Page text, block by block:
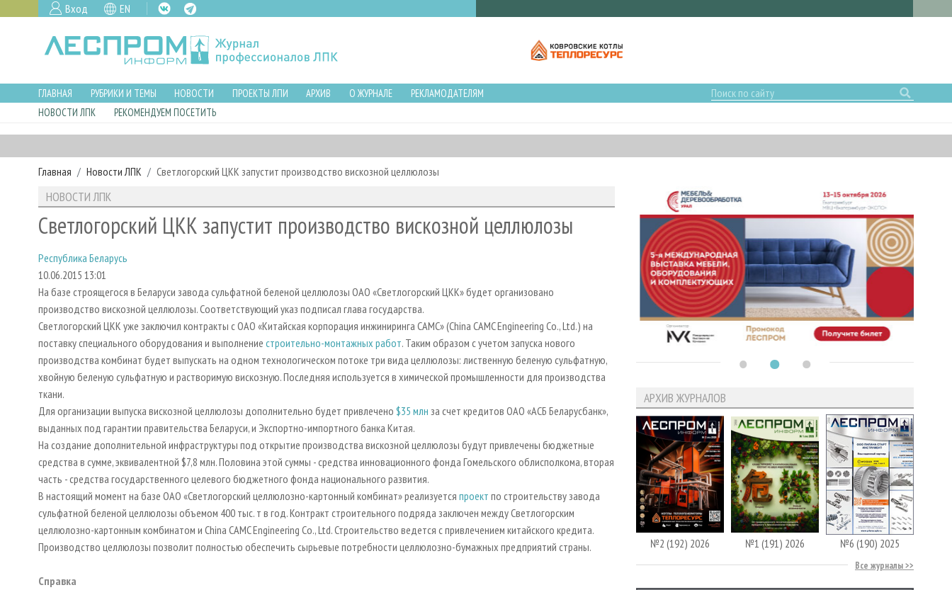
Вход EN
ГЛАВНАЯ РУБРИКИ И ТЕМЫ НОВОСТИ ПРОЕКТЫ ЛПИ АРХИВ О ЖУРНАЛЕ
РЕКЛАМОДАТЕЛЯМ
НОВОСТИ ЛПК
РЕКОМЕНДУЕМ ПОСЕТИТЬ
Главная Новости ЛПК Светлогорский ЦКК запустит производство вискозной целлюлозы
НОВОСТИ ЛПК
Светлогорский ЦКК запустит производство вискозной целлюлозы
Республика Беларусь
10.06.2015 13:01
На базе строящегося в Беларуси завода сульфатной беленой целлюлозы ОАО «Светлогорский ЦКК» будет организовано
производство вискозной целлюлозы. Соответствующий указ подписал глава государства.
Светлогорский ЦКК уже заключил контракты с ОАО «Китайская корпорация инжиниринга CAMC» (China CAMC Engineering Co., Ltd.) на
поставку специального оборудования и выполнение строительно-монтажных работ. Таким образом с учетом запуска нового
производства комбинат будет выпускать на одном технологическом потоке три вида целлюлозы: лиственную беленую сульфатную,
хвойную беленую сульфатную и растворимую вискозную. Последняя используется в химической промышленности для производства
ткани.
Для организации выпуска вискозной целлюлозы дополнительно будет привлечено $35 млн за счет кредитов ОАО «АСБ Беларусбанк»,
выданных под гарантии правительства Беларуси, и Экспортно-импортного банка Китая.
На создание дополнительной инфраструктуры под открытие производства вискозной целлюлозы будут привлечены бюджетные
средства в сумме, эквивалентной $7,8 млн. Половина этой суммы - средства инновационного фонда Гомельского облисполкома, вторая
часть - средства государственного целевого бюджетного фонда национального развития.
В настоящий момент на базе ОАО «Светлогорский целлюлозно-картонный комбинат» реализуется проект по строительству завода
сульфатной беленой целлюлозы объемом 400 тыс. т в год. Контракт строительного подряда заключен между Светлогорским
целлюлозно-картонным комбинатом и China CAMC Engineering Co., Ltd. Строительство ведется с привлечением китайского кредита.
Производство целлюлозы позволит полностью обеспечить сырьевые потребности целлюлозно-бумажных предприятий страны.
Справка
АРХИВ ЖУРНАЛОВ
№2 (192) 2026 №1 (191) 2026 №6 (190) 2025
Все журналы